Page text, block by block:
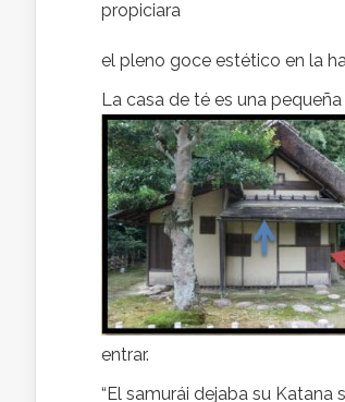
propiciara
el pleno goce estético en la
La casa de té es una
entrar.
“El samurái dejaba su